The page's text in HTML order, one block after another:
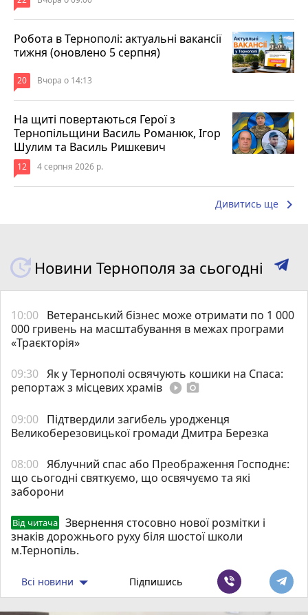
Робота в Тернополі: актуальні вакансії
тижня (оновлено 5 серпня)
20 Вчора о 14:13
На щиті повертаються Герої з
Тернопільщини Василь Романюк, Ігор
Шулим та Василь Ришкевич
12 4 серпня 2026 р.
Дивитись ще keyboard_arrow_right
Новини Тернополя за сьогодні
10:00 Ветеранський бізнес може отримати по 1 000
000 гривень на масштабування в межах програми
«Траєкторія»
09:30 Як у Тернополі освячують кошики на Спаса:
репортаж з місцевих храмів play_circle_filled photo_camera
09:00 Підтвердили загибель уродженця
Великоберезовицької громади Дмитра Березка
08:00 Яблучний спас або Преображення Господнє:
що сьогодні святкуємо, що освячуємо та які
заборони
Від читача
Звернення стосовно нової розмітки і
знаків дорожнього руху біля шостої школи
м.Тернопіль.
Всі новини Підпишись